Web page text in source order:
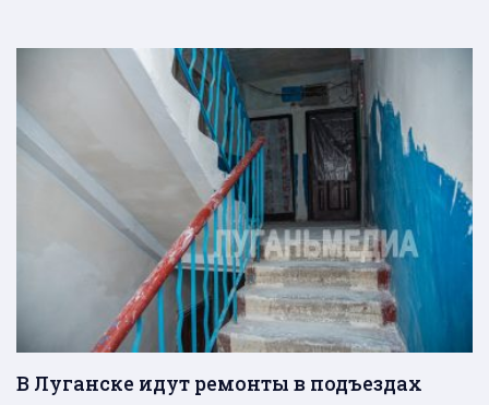
В Луганске идут ремонты в подъездах